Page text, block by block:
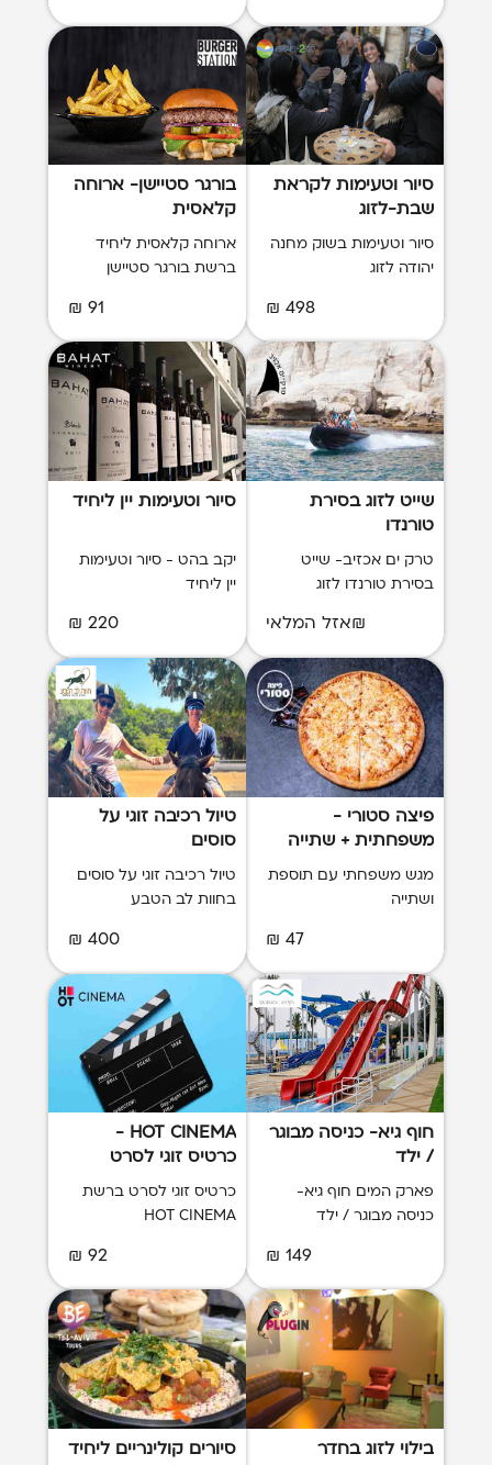
סיור וטעימות לקראת
שבת-לזוג
סיור וטעימות בשוק מחנה
יהודה לזוג
498 ₪
בורגר סטיישן- ארוחה
קלאסית
ארוחה קלאסית ליחיד
ברשת בורגר סטיישן
91 ₪
שייט לזוג בסירת
טורנדו
טרק ים אכזיב- שייט
בסירת טורנדו לזוג
₪אזל המלאי
סיור וטעימות יין ליחיד
יקב בהט - סיור וטעימות
יין ליחיד
220 ₪
פיצה סטורי -
משפחתית + שתייה
מגש משפחתי עם תוספת
ושתייה
47 ₪
טיול רכיבה זוגי על
סוסים
טיול רכיבה זוגי על סוסים
בחוות לב הטבע
400 ₪
חוף גיא- כניסה מבוגר
/ ילד
פארק המים חוף גיא-
כניסה מבוגר / ילד
149 ₪
HOT CINEMA -
כרטיס זוגי לסרט
כרטיס זוגי לסרט ברשת
HOT CINEMA
92 ₪
בילוי לזוג בחדר סיורים קולינריים ליחיד